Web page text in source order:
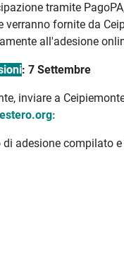
tramite
verranno fornite da
all'adesione
: 7 Settembre
inviare a
:
di adesione compilato